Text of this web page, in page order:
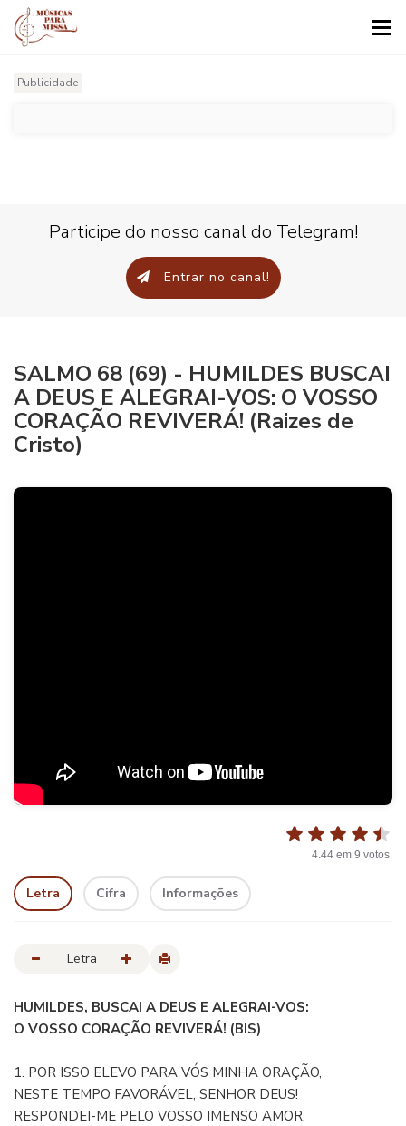
Publicidade
Participe do nosso canal do Telegram!
Entrar no canal!
SALMO 68 (69) - HUMILDES BUSCAI
A DEUS E ALEGRAI-VOS: O VOSSO
CORAÇÃO REVIVERÁ! (Raizes de
Cristo)
4.44 em 9 votos
Letra Cifra Informações
Letra
HUMILDES, BUSCAI A DEUS E ALEGRAI-VOS:
O VOSSO CORAÇÃO REVIVERÁ! (BIS)
1. POR ISSO ELEVO PARA VÓS MINHA ORAÇÃO,
NESTE TEMPO FAVORÁVEL, SENHOR DEUS!
RESPONDEI-ME PELO VOSSO IMENSO AMOR,